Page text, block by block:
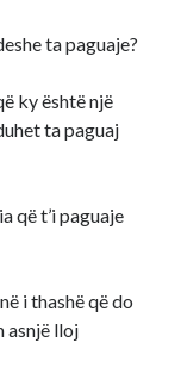
ta paguaje?
ky është një
ta paguaj
që t’i paguaje
i thashë që do
asnjë lloj